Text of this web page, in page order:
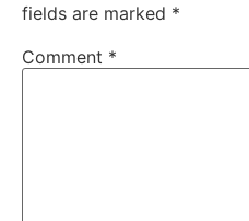
fields are marked *
Comment *